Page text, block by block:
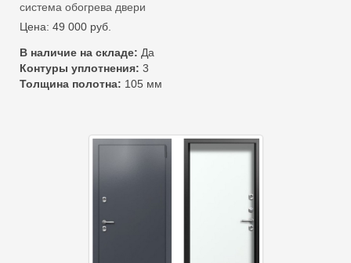
система обогрева двери
Цена: 49 000 руб.
В наличие на складе: Да
Контуры уплотнения: 3
Толщина полотна: 105 мм